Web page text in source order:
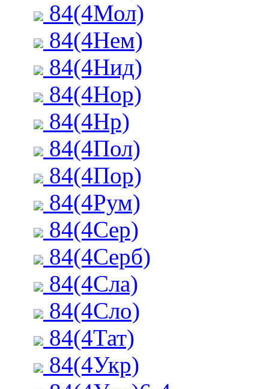
84(4Мол)
84(4Нем)
84(4Нид)
84(4Нор)
84(4Нр)
84(4Пол)
84(4Пор)
84(4Рум)
84(4Сер)
84(4Серб)
84(4Сла)
84(4Сло)
84(4Тат)
84(4Укр)